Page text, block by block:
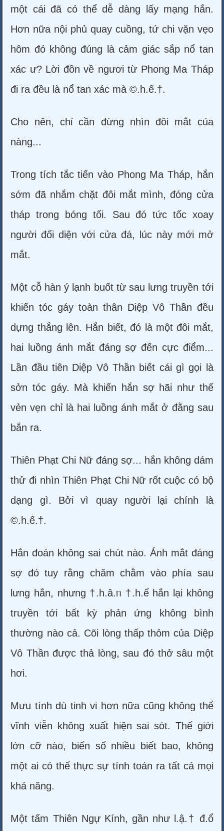
một cái đã có thể dễ dàng lấy mạng hắn.
Hơn nữa nội phủ quay cuồng, tứ chi vặn vẹo
hôm đó không đúng là cảm giác sắp nổ tan
xác ư? Lời đồn về ngươi từ Phong Ma Tháp
đi ra đều là nổ tan xác mà ©.h.ế.†.
Cho nên, chỉ cần đừng nhìn đôi mắt của
nàng...
Trong tích tắc tiến vào Phong Ma Tháp, hắn
sớm đã nhắm chặt đôi mắt mình, đóng cửa
tháp trong bóng tối. Sau đó tức tốc xoay
người đối diện với cửa đá, lúc này mới mở
mắt.
Một cỗ hàn ý lạnh buốt từ sau lưng truyền tới
khiến tóc gáy toàn thân Diệp Vô Thần đều
dựng thẳng lên. Hắn biết, đó là một đôi mắt,
hai luồng ánh mắt đáng sợ đến cực điểm...
Lần đầu tiên Diệp Vô Thần biết cái gì gọi là
sởn tóc gáy. Mà khiến hắn sợ hãi như thế
vẻn vẹn chỉ là hai luồng ánh mắt ở đằng sau
bắn ra.
Thiên Phạt Chi Nữ đáng sợ... hắn không dám
thử đi nhìn Thiên Phạt Chi Nữ rốt cuộc có bộ
dạng gì. Bởi vì quay người lại chính là
©.h.ế.†.
Hắn đoán không sai chút nào. Ánh mắt đáng
sợ đó tuy rằng chăm chằm vào phía sau
lưng hắn, nhưng †.h.â.ᥒ †.h.ể hắn lại không
truyền tới bất kỳ phản ứng không bình
thường nào cả. Cõi lòng thấp thỏm của Diệp
Vô Thần được thả lòng, sau đó thở sâu một
hơi.
Mưu tính dù tinh vi hơn nữa cũng không thể
vĩnh viễn không xuất hiện sai sót. Thế giới
lớn cỡ nào, biến số nhiều biết bao, không
một ai có thể thực sự tính toán ra tất cả mọi
khả năng.
Một tấm Thiên Ngự Kính, gần như l.ậ.† đ.ổ